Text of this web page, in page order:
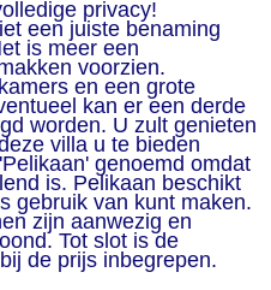
privacy!
een juiste benaming
is meer een
voorzien.
en een grote
kan er een derde
worden. U zult genieten
villa u te bieden
genoemd omdat
is. Pelikaan beschikt
gebruik van kunt maken.
zijn aanwezig en
Tot slot is de
de prijs inbegrepen.